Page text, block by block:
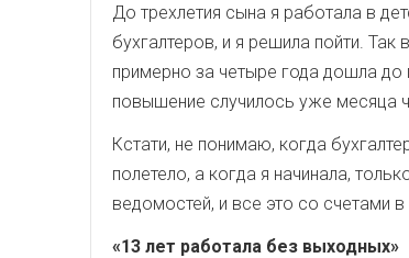
До трехлетия сына я работала в
бухгалтеров, и я решила пойти.
примерно за четыре года дошла до
повышение случилось уже месяца
Кстати, не понимаю, когда
полетело, а когда я начинала,
ведомостей, и все это со счетами в
«13 лет работала без выходных»